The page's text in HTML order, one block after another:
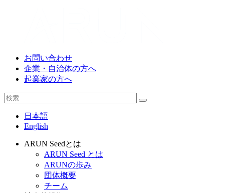
お問い合わせ
企業・自治体の方へ
起業家の方へ
日本語
English
ARUN Seedとは
ARUN Seed とは
ARUNの歩み
団体概要
チーム